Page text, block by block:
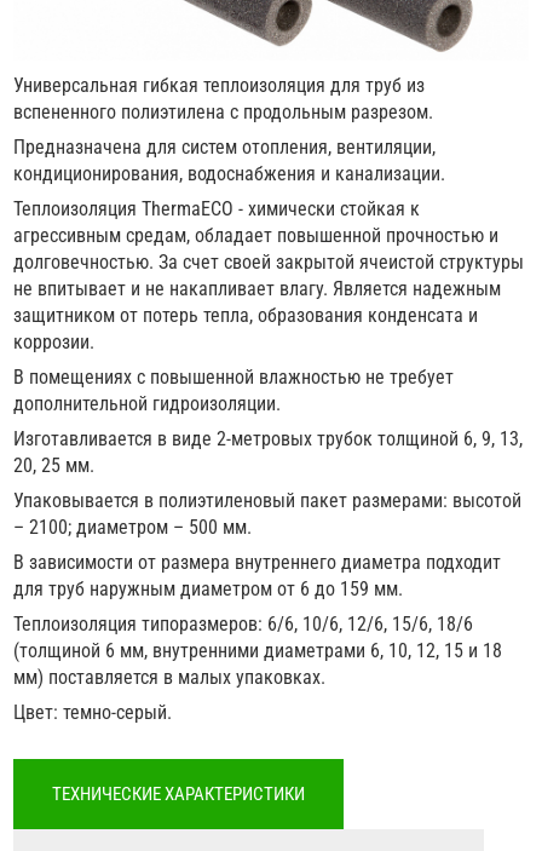
Универсальная гибкая теплоизоляция для труб из
вспененного полиэтилена с продольным разрезом.
Предназначена для систем отопления, вентиляции,
кондиционирования, водоснабжения и канализации.
Теплоизоляция ThermaEСО - химически стойкая к
агрессивным средам, обладает повышенной прочностью и
долговечностью. За счет своей закрытой ячеистой структуры
не впитывает и не накапливает влагу. Является надежным
защитником от потерь тепла, образования конденсата и
коррозии.
В помещениях с повышенной влажностью не требует
дополнительной гидроизоляции.
Изготавливается в виде 2-метровых трубок толщиной 6, 9, 13,
20, 25 мм.
Упаковывается в полиэтиленовый пакет размерами: высотой
– 2100; диаметром – 500 мм.
В зависимости от размера внутреннего диаметра подходит
для труб наружным диаметром от 6 до 159 мм.
Теплоизоляция типоразмеров: 6/6, 10/6, 12/6, 15/6, 18/6
(толщиной 6 мм, внутренними диаметрами 6, 10, 12, 15 и 18
мм) поставляется в малых упаковках.
Цвет: темно-серый.
ТЕХНИЧЕСКИЕ ХАРАКТЕРИСТИКИ